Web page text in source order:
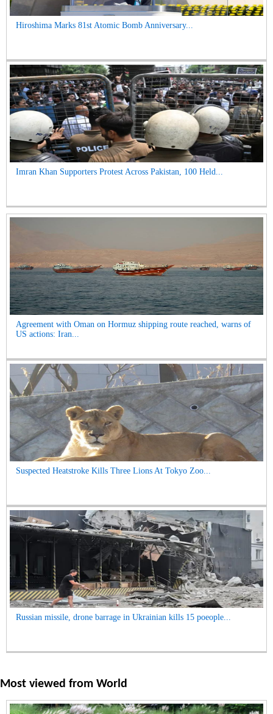
Hiroshima Marks 81st Atomic Bomb Anniversary...
Imran Khan Supporters Protest Across Pakistan, 100 Held...
Agreement with Oman on Hormuz shipping route reached, warns of
US actions: Iran...
Suspected Heatstroke Kills Three Lions At Tokyo Zoo...
Russian missile, drone barrage in Ukrainian kills 15 poeople...
Most viewed from World